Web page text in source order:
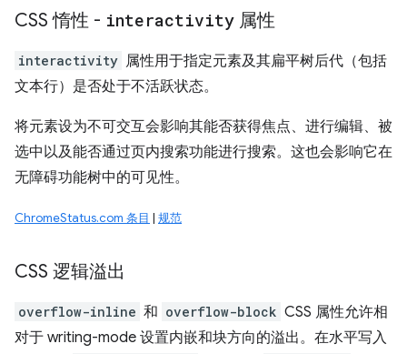
CSS 惰性 - interactivity 属性
interactivity 属性用于指定元素及其扁平树后代（包括
文本行）是否处于不活跃状态。
将元素设为不可交互会影响其能否获得焦点、进行编辑、被
选中以及能否通过页内搜索功能进行搜索。这也会影响它在
无障碍功能树中的可见性。
ChromeStatus.com 条目 | 规范
CSS 逻辑溢出
overflow-inline 和 overflow-block CSS 属性允许相
对于 writing-mode 设置内嵌和块方向的溢出。在水平写入